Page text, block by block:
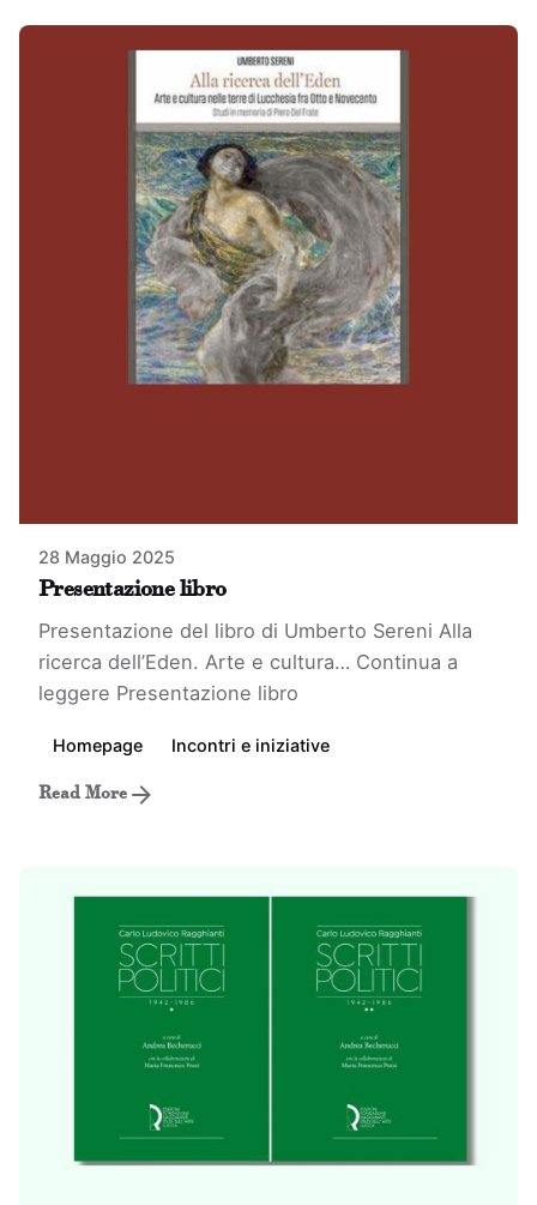
28 Maggio 2025
Presentazione libro
Presentazione del libro di Umberto Sereni Alla
ricerca dell’Eden. Arte e cultura… Continua a
leggere Presentazione libro
Homepage Incontri e iniziative
Read More